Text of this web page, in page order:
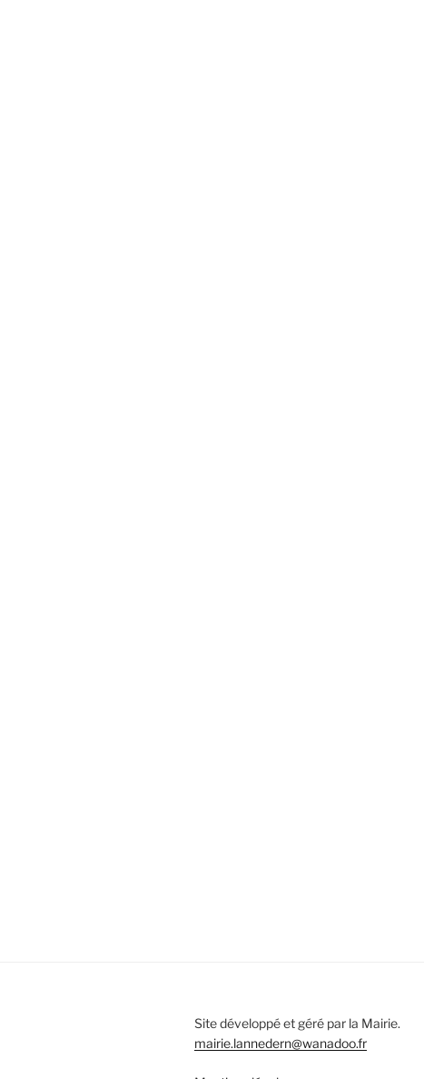
Site développé et géré par la Mairie.
mairie.lannedern@wanadoo.fr